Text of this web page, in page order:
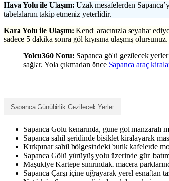
Hava Yolu ile Ulaşım: Uzak mesafelerden
tabelalarını takip etmeniz yeterlidir.
Kara Yolu ile Ulaşım: Kendi aracınızla seyahat
sadece 5 dakika sonra göl kıyısına ulaşmış
Yolcu360 Notu: Sapanca gölü gezilecek
sağlar. Yola çıkmadan önce Sapanca araç
Sapanca Günübirlik Gezilecek Yerler
Sapanca Gölü kenarında, güne göl manzaralı
Sapanca sahil şeridinde bisiklet kiralayarak
Kırkpınar sahil bölgesindeki butik kafelerde
Sapanca Gölü yürüyüş yolu üzerinde gün
Maşukiye Kartepe sınırındaki macera
Sapanca Çarşı içine uğrayarak yerel esnaftan